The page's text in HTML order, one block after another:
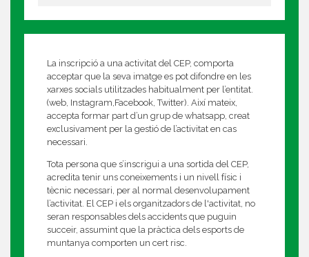
La inscripció a una activitat del CEP, comporta
acceptar que la seva imatge es pot difondre en les
xarxes socials utilitzades habitualment per l’entitat.
(web, Instagram,Facebook, Twitter). Així mateix,
accepta formar part d’un grup de whatsapp, creat
exclusivament per la gestió de l’activitat en cas
necessari.
Tota persona que s’inscrigui a una sortida del CEP,
acredita tenir uns coneixements i un nivell físic i
tècnic necessari, per al normal desenvolupament
l’activitat. El CEP i els organitzadors de l'activitat, no
seran responsables dels accidents que puguin
succeir, assumint que la pràctica dels esports de
muntanya comporten un cert risc.